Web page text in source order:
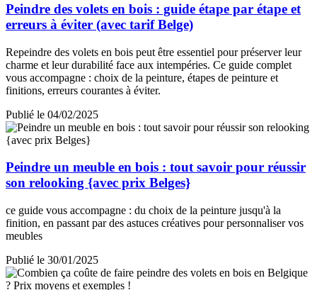
Peindre des volets en bois : guide étape par étape et
erreurs à éviter (avec tarif Belge)
Repeindre des volets en bois peut être essentiel pour préserver leur
charme et leur durabilité face aux intempéries. Ce guide complet
vous accompagne : choix de la peinture, étapes de peinture et
finitions, erreurs courantes à éviter.
Publié le 04/02/2025
Peindre un meuble en bois : tout savoir pour réussir
son relooking {avec prix Belges}
ce guide vous accompagne : du choix de la peinture jusqu'à la
finition, en passant par des astuces créatives pour personnaliser vos
meubles
Publié le 30/01/2025